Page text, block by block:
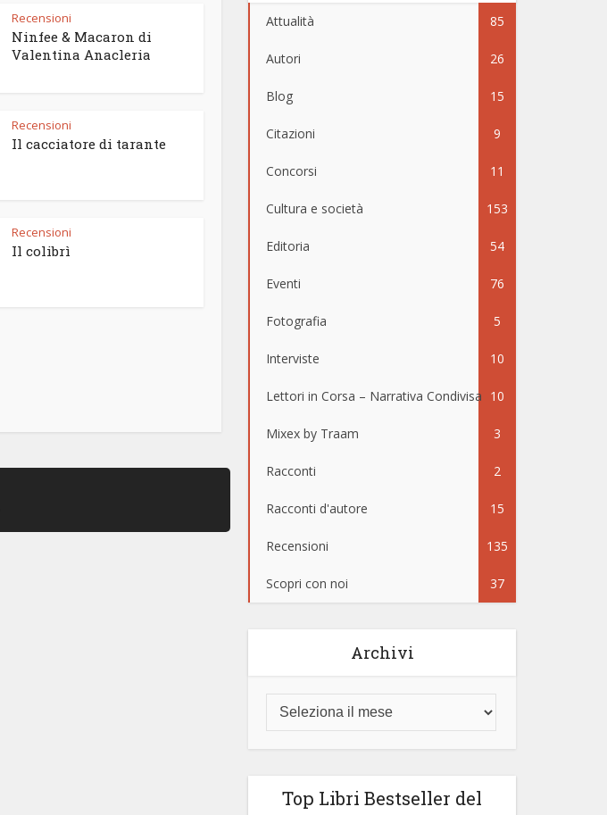
Recensioni
Ninfee & Macaron di
Valentina Anacleria
Recensioni
Il cacciatore di tarante
Recensioni
Il colibrì
Attualità 85
Autori 26
Blog 15
Citazioni 9
Concorsi 11
Cultura e società 153
Editoria 54
Eventi 76
Fotografia 5
Interviste 10
Lettori in Corsa – Narrativa Condivisa 10
Mixex by Traam 3
Racconti 2
Racconti d'autore 15
Recensioni 135
Scopri con noi 37
Archivi
Top Libri Bestseller del